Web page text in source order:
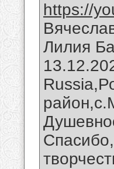
https://
Лилия